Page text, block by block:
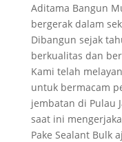
Aditama Bangun
bergerak dalam
Dibangun sejak
berkualitas dan
Kami telah
untuk bermacam
jembatan di Pulau
saat ini
Pake Sealant Bulk